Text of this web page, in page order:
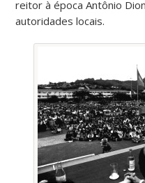
reitor à época Antônio
autoridades locais.